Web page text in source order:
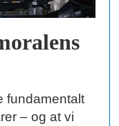
fundamentalt
– og at vi